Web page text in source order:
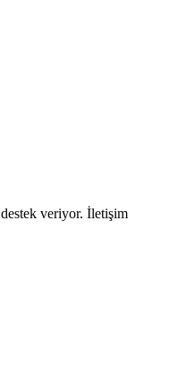
veriyor. İletişim